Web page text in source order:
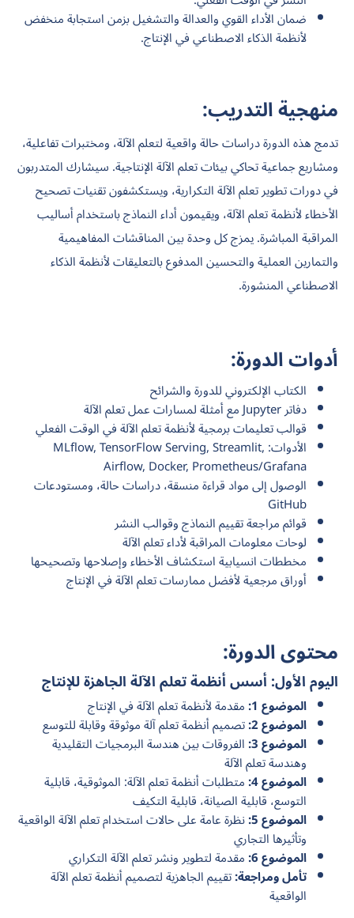
ضمان الأداء القوي والعدالة والتشغيل بزمن استجابة منخفض
لأنظمة الذكاء الاصطناعي في الإنتاج.
منهجية التدريب:
تدمج هذه الدورة دراسات حالة واقعية لتعلم الآلة، ومختبرات تفاعلية،
ومشاريع جماعية تحاكي بيئات تعلم الآلة الإنتاجية. سيشارك المتدربون
في دورات تطوير تعلم الآلة التكرارية، ويستكشفون تقنيات تصحيح
الأخطاء لأنظمة تعلم الآلة، ويقيمون أداء النماذج باستخدام أساليب
المراقبة المباشرة. يمزج كل وحدة بين المناقشات المفاهيمية
والتمارين العملية والتحسين المدفوع بالتعليقات لأنظمة الذكاء
الاصطناعي المنشورة.
أدوات الدورة:
الكتاب الإلكتروني للدورة والشرائح
دفاتر Jupyter مع أمثلة لمسارات عمل تعلم الآلة
قوالب تعليمات برمجية لأنظمة تعلم الآلة في الوقت الفعلي
الأدوات: MLflow, TensorFlow Serving, Streamlit,
Airflow, Docker, Prometheus/Grafana
الوصول إلى مواد قراءة منسقة، دراسات حالة، ومستودعات
GitHub
قوائم مراجعة تقييم النماذج وقوالب النشر
لوحات معلومات المراقبة لأداء تعلم الآلة
مخططات انسيابية استكشاف الأخطاء وإصلاحها وتصحيحها
أوراق مرجعية لأفضل ممارسات تعلم الآلة في الإنتاج
محتوى الدورة:
اليوم الأول: أسس أنظمة تعلم الآلة الجاهزة للإنتاج
الموضوع 1: مقدمة لأنظمة تعلم الآلة في الإنتاج
الموضوع 2: تصميم أنظمة تعلم آلة موثوقة وقابلة للتوسع
الموضوع 3: الفروقات بين هندسة البرمجيات التقليدية
وهندسة تعلم الآلة
الموضوع 4: متطلبات أنظمة تعلم الآلة: الموثوقية، قابلية
التوسع، قابلية الصيانة، قابلية التكيف
الموضوع 5: نظرة عامة على حالات استخدام تعلم الآلة الواقعية
وتأثيرها التجاري
الموضوع 6: مقدمة لتطوير ونشر تعلم الآلة التكراري
تأمل ومراجعة:تقييم الجاهزية لتصميم أنظمة تعلم الآلة
الواقعية